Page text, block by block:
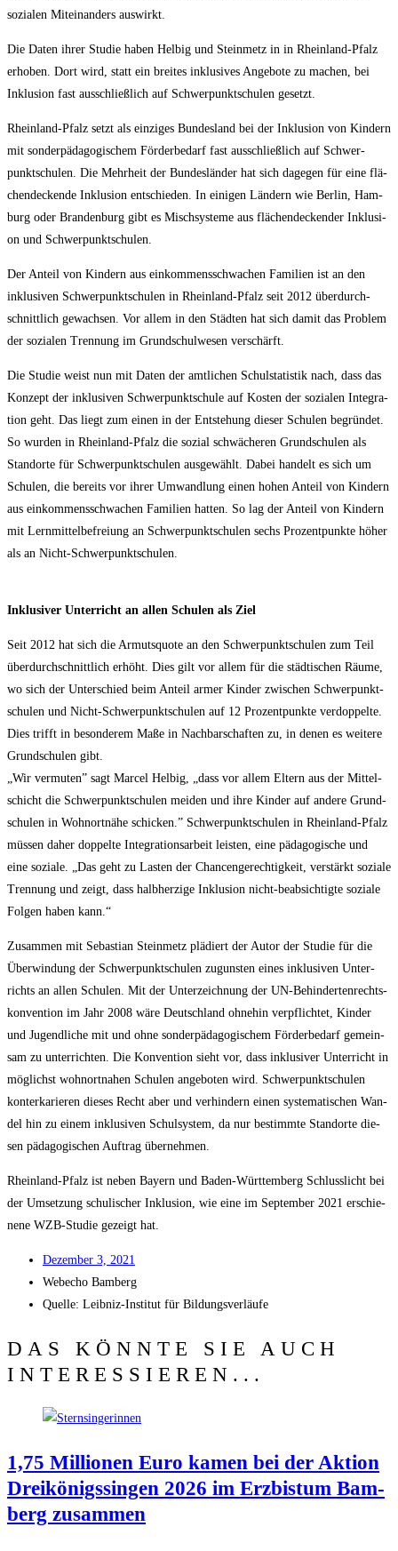
sozia­len Mit­ein­an­ders auswirkt.
Die Daten ihrer Stu­die haben Hel­big und Stein­metz in in Rhein­land-Pfalz
erho­ben. Dort wird, statt ein brei­tes inklu­si­ves Ange­bo­te zu machen, bei
Inklu­si­on fast aus­schließ­lich auf Schwer­punkt­schu­len gesetzt.
Rhein­land-Pfalz setzt als ein­zi­ges Bun­des­land bei der Inklu­si­on von Kin­dern
mit son­der­päd­ago­gi­schem För­der­be­darf fast aus­schließ­lich auf Schwer­
punkt­schu­len. Die Mehr­heit der Bun­des­län­der hat sich dage­gen für eine flä­
chen­de­cken­de Inklu­si­on ent­schie­den. In eini­gen Län­dern wie Ber­lin, Ham­
burg oder Bran­den­burg gibt es Misch­sys­te­me aus flä­chen­de­cken­der Inklu­si­
on und Schwerpunktschulen.
Der Anteil von Kin­dern aus ein­kom­mens­schwa­chen Fami­li­en ist an den
inklu­si­ven Schwer­punkt­schu­len in Rhein­land-Pfalz seit 2012 über­durch­
schnitt­lich gewach­sen. Vor allem in den Städ­ten hat sich damit das Pro­blem
der sozia­len Tren­nung im Grund­schul­we­sen verschärft.
Die Stu­die weist nun mit Daten der amt­li­chen Schul­sta­tis­tik nach, dass das
Kon­zept der inklu­si­ven Schwer­punkt­schu­le auf Kos­ten der sozia­len Inte­gra­
ti­on geht. Das liegt zum einen in der Ent­ste­hung die­ser Schu­len begrün­det.
So wur­den in Rhein­land-Pfalz die sozi­al schwä­che­ren Grund­schu­len als
Stand­or­te für Schwer­punkt­schu­len aus­ge­wählt. Dabei han­delt es sich um
Schu­len, die bereits vor ihrer Umwand­lung einen hohen Anteil von Kin­dern
aus ein­kom­mens­schwa­chen Fami­li­en hat­ten. So lag der Anteil von Kin­dern
mit Lern­mit­tel­be­frei­ung an Schwer­punkt­schu­len sechs Pro­zent­punk­te höher
als an Nicht-Schwerpunktschulen.
Inklu­si­ver Unter­richt an allen Schu­len als Ziel
Seit 2012 hat sich die Armuts­quo­te an den Schwer­punkt­schu­len zum Teil
über­durch­schnitt­lich erhöht. Dies gilt vor allem für die städ­ti­schen Räu­me,
wo sich der Unter­schied beim Anteil armer Kin­der zwi­schen Schwer­punkt­
schu­len und Nicht-Schwer­punkt­schu­len auf 12 Pro­zent­punk­te ver­dop­pel­te.
Dies trifft in beson­de­rem Maße in Nach­bar­schaf­ten zu, in denen es wei­te­re
Grund­schu­len gibt.
„Wir ver­mu­ten” sagt Mar­cel Hel­big, „dass vor allem Eltern aus der Mit­tel­
schicht die Schwer­punkt­schu­len mei­den und ihre Kin­der auf ande­re Grund­
schu­len in Wohn­ort­nä­he schi­cken.” Schwer­punkt­schu­len in Rhein­land-Pfalz
müs­sen daher dop­pel­te Inte­gra­ti­ons­ar­beit leis­ten, eine päd­ago­gi­sche und
eine sozia­le. „Das geht zu Las­ten der Chan­cen­ge­rech­tig­keit, ver­stärkt sozia­le
Tren­nung und zeigt, dass halb­her­zi­ge Inklu­si­on nicht-beab­sich­tig­te sozia­le
Fol­gen haben kann.“
Zusam­men mit Sebas­ti­an Stein­metz plä­diert der Autor der Stu­die für die
Über­win­dung der Schwer­punkt­schu­len zuguns­ten eines inklu­si­ven Unter­
richts an allen Schu­len. Mit der Unter­zeich­nung der UN-Behin­der­ten­rechts­
kon­ven­ti­on im Jahr 2008 wäre Deutsch­land ohne­hin ver­pflich­tet, Kin­der
und Jugend­li­che mit und ohne son­der­päd­ago­gi­schem För­der­be­darf gemein­
sam zu unter­rich­ten. Die Kon­ven­ti­on sieht vor, dass inklu­si­ver Unter­richt in
mög­lichst wohn­ort­na­hen Schu­len ange­bo­ten wird. Schwer­punkt­schu­len
kon­ter­ka­rie­ren die­ses Recht aber und ver­hin­dern einen sys­te­ma­ti­schen Wan­
del hin zu einem inklu­si­ven Schul­sys­tem, da nur bestimm­te Stand­or­te die­
sen päd­ago­gi­schen Auf­trag übernehmen.
Rhein­land-Pfalz ist neben Bay­ern und Baden-Würt­tem­berg Schluss­licht bei
der Umset­zung schu­li­scher Inklu­si­on, wie eine im Sep­tem­ber 2021 erschie­
ne­ne WZB-Stu­die gezeigt hat.
Dezem­ber 3, 2021
Web­echo Bamberg
Quel­le: Leib­niz-Insti­tut für Bildungsverläufe
DAS KÖNNTE SIE AUCH
INTERESSIEREN...
1,75 Mil­lio­nen Euro kamen bei der Akti­on
Drei­kö­nigs­sin­gen 2026 im Erz­bis­tum Bam­
berg zusammen